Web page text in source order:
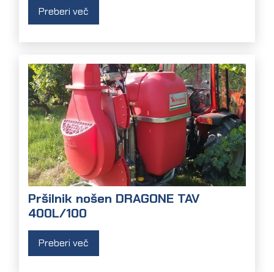
Preberi več
Pršilnik nošen DRAGONE TAV
400L/100
Preberi več